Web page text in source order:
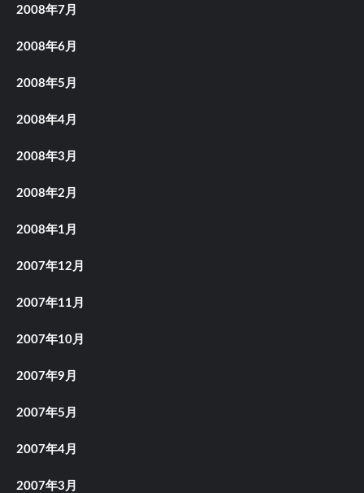
2008年7月
2008年6月
2008年5月
2008年4月
2008年3月
2008年2月
2008年1月
2007年12月
2007年11月
2007年10月
2007年9月
2007年5月
2007年4月
2007年3月